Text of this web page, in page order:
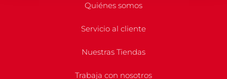
Quiénes somos
Servicio al cliente
Nuestras Tiendas
Trabaja con nosotros